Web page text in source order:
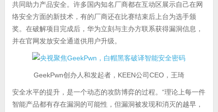
共同助力产品安全。许多国内知名厂商都在互动区展示自己在网
络安全方面的新技术，有的厂商还在比赛结束后上台为选手颁
奖。在破解项目完成后，华为立刻与主办方联系获得漏洞信息，
并在官网发放安全通道供用户升级。
GeekPwn创办人和发起者，KEEN公司CEO，王琦
安全水平的提升，是一个动态的攻防博弈的过程。“理论上每一件
智能产品都有存在漏洞的可能性，但漏洞被发现和消灭的越早，